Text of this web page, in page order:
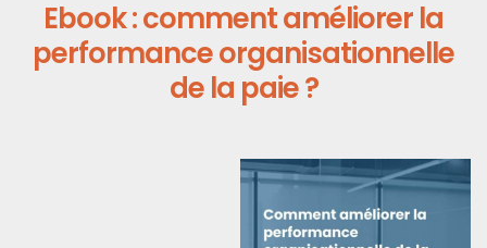
Ebook : comment améliorer la
performance organisationnelle
de la paie ?